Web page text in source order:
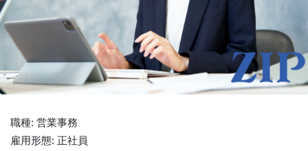
職種: 営業事務
雇用形態: 正社員